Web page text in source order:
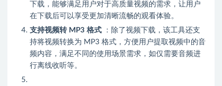
下载，能够满足用户对于高质量视频的需求，让用户
在下载后可以享受更加清晰流畅的观看体验。
支持视频转 MP3 格式 ：除了视频下载，该工具还支
持将视频转换为 MP3 格式，方便用户提取视频中的音
频内容，满足不同的使用场景需求，如仅需要音频进
行离线收听等。